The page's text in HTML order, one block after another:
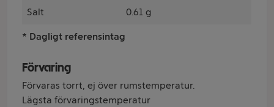
Salt 0.61 g
* Dagligt referensintag
Förvaring
Förvaras torrt, ej över rumstemperatur.
Lägsta förvaringstemperatur